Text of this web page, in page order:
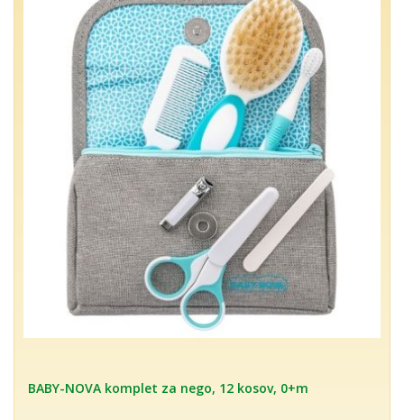
BABY-NOVA komplet za nego, 12 kosov, 0+m